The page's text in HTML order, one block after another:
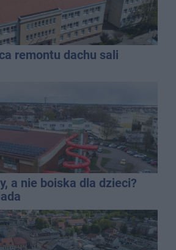
remontu dachu sali
a nie boiska dla dzieci?